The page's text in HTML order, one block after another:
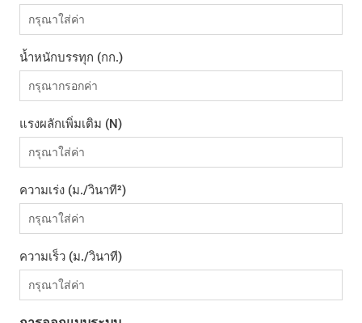
น้ำหนักบรรทุก (กก.)
แรงผลักเพิ่มเติม (N)
ความเร่ง (ม./วินาที²)
ความเร็ว (ม./วินาที)